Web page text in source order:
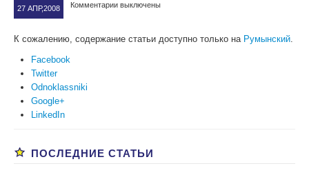
27 АПР,2008 Комментарии выключены
К сожалению, содержание статьи доступно только на Румынский.
Facebook
Twitter
Odnoklassniki
Google+
LinkedIn
ПОСЛЕДНИЕ СТАТЬИ